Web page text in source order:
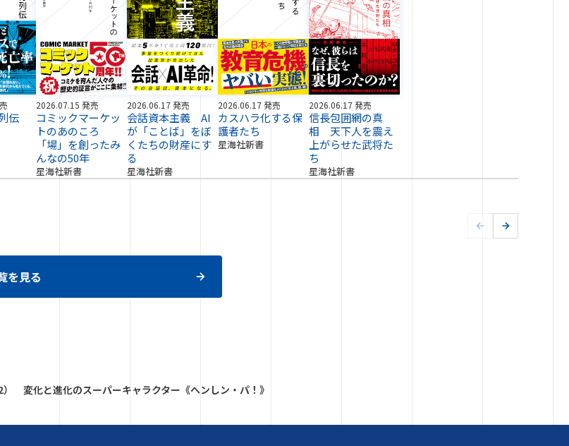
伝
2026.07.15 発売
コミックマーケッ
トのあのころ
「場」を創ったみ
んなの50年
星海社新書
2026.06.17 発売
会話資本主義 AI
が「ことば」をぼ
くたちの財産にす
る
星海社新書
2026.06.17 発売
カスハラ化する保
護者たち
星海社新書
2026.06.17 発売
信長包囲網の真
相 天下人を震え
上がらせた武将た
ち
星海社新書
を見る
変化と進化のスーパーキャラクター《へンしン・パ！》